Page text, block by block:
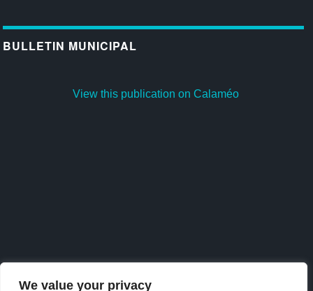
We value your privacy
BULLETIN MUNICIPAL
View this publication on Calaméo